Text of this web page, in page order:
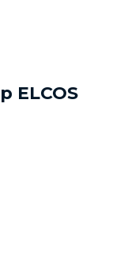
ELCOS